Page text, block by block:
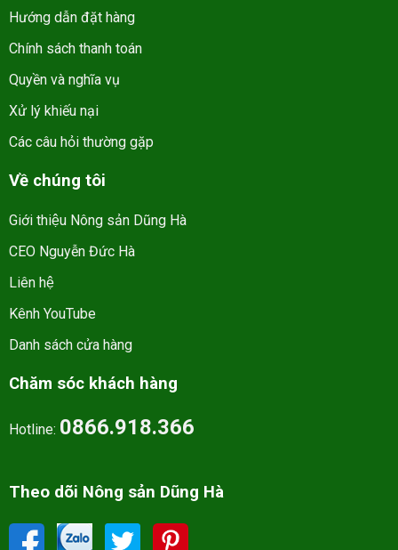
Hướng dẫn đặt hàng
Chính sách thanh toán
Quyền và nghĩa vụ
Xử lý khiếu nại
Các câu hỏi thường gặp
Về chúng tôi
Giới thiệu Nông sản Dũng Hà
CEO Nguyễn Đức Hà
Liên hệ
Kênh YouTube
Danh sách cửa hàng
Chăm sóc khách hàng
Hotline: 0866.918.366
Theo dõi Nông sản Dũng Hà